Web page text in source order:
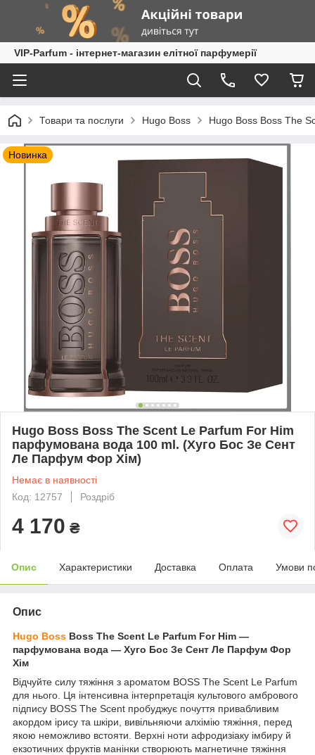
VIP-Parfum - інтернет-магазин елітної парфумерії
Товари та послуги Hugo Boss Hugo Boss Boss The
Новинка
Hugo Boss Boss The Scent Le Parfum For Him
парфумована вода 100 ml. (Хуго Бос Зе Сент
Ле Парфум Фор Хім)
Немає в наявності
Код: 12757
Роздріб
4 170 ₴
Опис Характеристики Доставка Оплата Умови
Опис
Hugo Boss Boss The Scent Le Parfum For Him —
парфумована вода — Хуго Бос Зе Сент Ле Парфум Фор
Хім
Відчуйте силу тяжіння з ароматом BOSS The Scent Le Parfum
для нього. Ця інтенсивна інтерпретація культового амбрового
підпису BOSS The Scent пробуджує почуття привабливим
акордом ірису та шкіри, вивільняючи алхімію тяжіння, перед
якою неможливо встояти. Верхні ноти афродизіаку імбиру й
екзотичних фруктів манінки створюють магнетичне тяжіння